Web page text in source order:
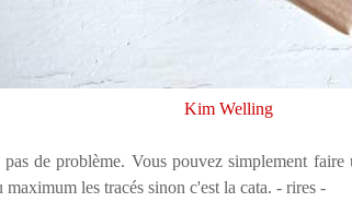
Kim Welling
de problème. Vous pouvez simplement
les tracés sinon c'est la cata. - rires -